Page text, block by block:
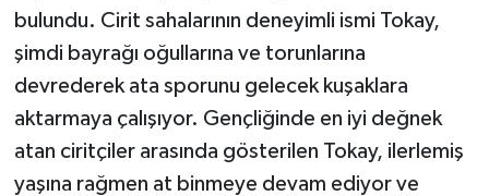
bulundu. Cirit sahalarının deneyimli ismi Tokay,
şimdi bayrağı oğullarına ve torunlarına
devrederek ata sporunu gelecek kuşaklara
aktarmaya çalışıyor. Gençliğinde en iyi değnek
atan ciritçiler arasında gösterilen Tokay, ilerlemiş
yaşına rağmen at binmeye devam ediyor ve